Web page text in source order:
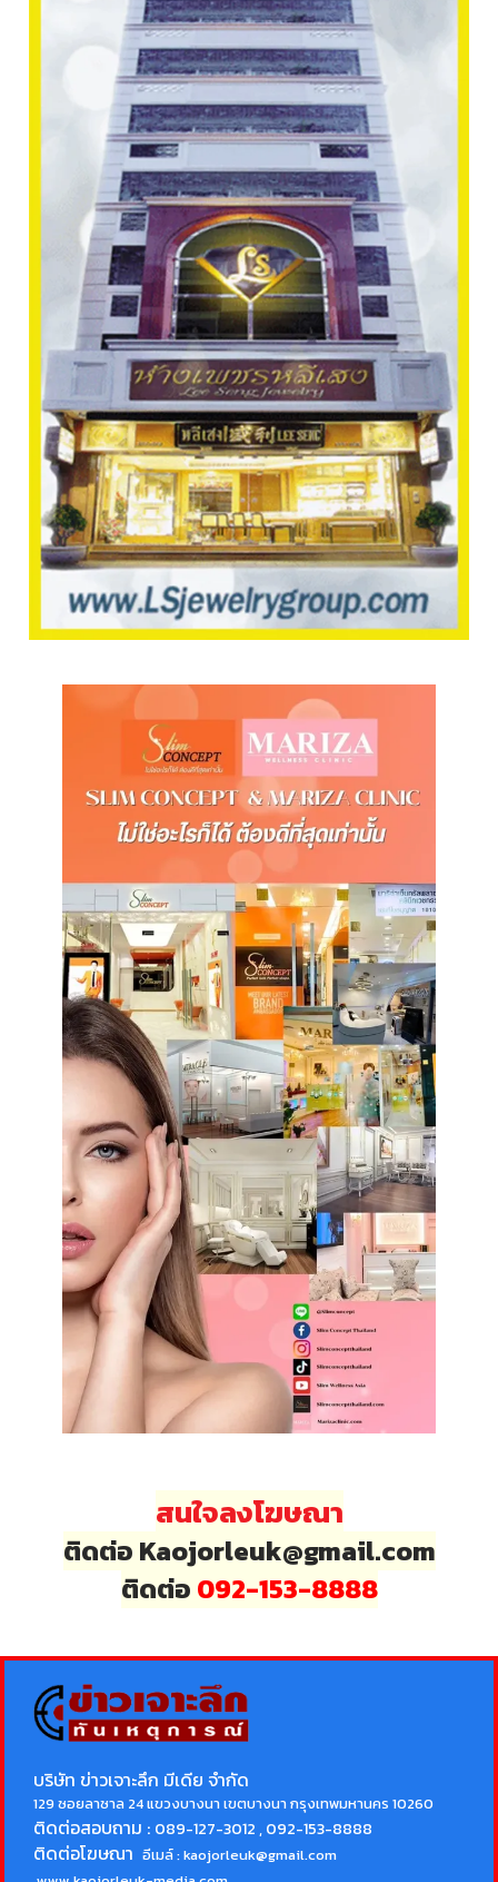
สนใจลงโฆษณา
ติดต่อ Kaojorleuk@gmail.com
ติดต่อ 092-153-8888
บริษัท ข่าวเจาะลึก มีเดีย จำกัด
129 ซอยลาซาล 24 แขวงบางนา เขตบางนา กรุงเทพมหานคร 10260
ติดต่อสอบถาม : 089-127-3012 , 092-153-8888
ติดต่อโฆษณา อีเมล์ :kaojorleuk@gmail.com